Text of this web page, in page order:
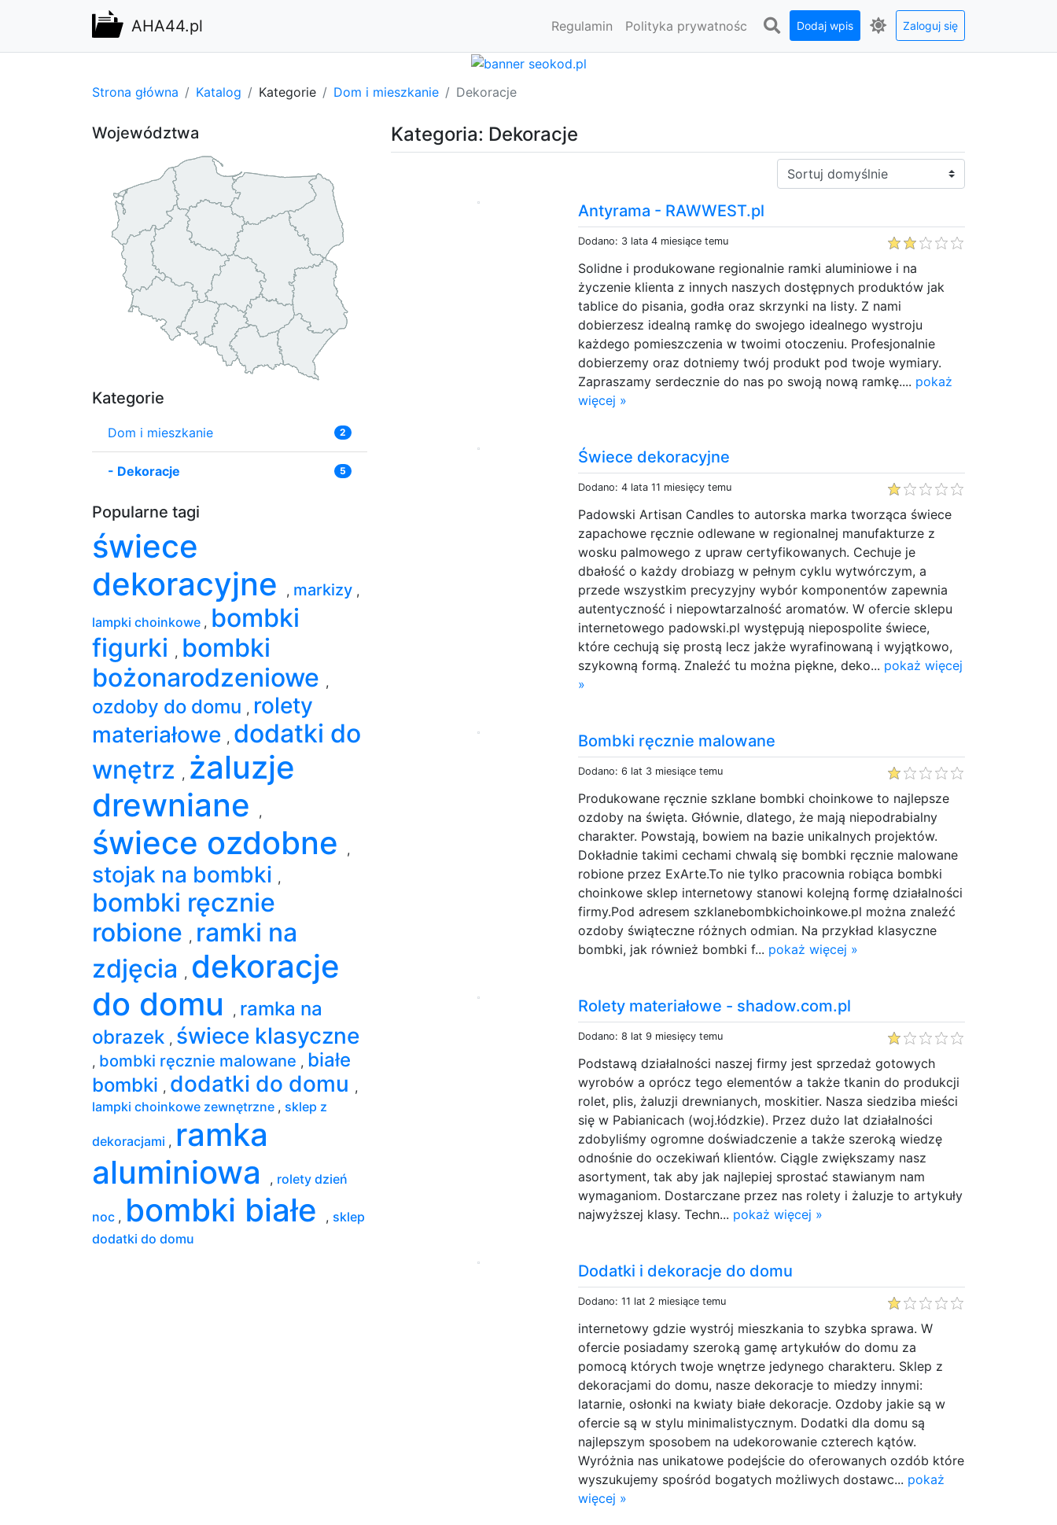
AHA44.pl Regulamin Polityka prywatnośc Dodaj wpis Zaloguj się
Strona główna Katalog Kategorie Dom i mieszkanie Dekoracje
Kategoria: Dekoracje
Sortuj:
Antyrama - RAWWEST.pl
Dodano: 3 lata 4 miesiące temu
Solidne i produkowane regionalnie ramki aluminiowe i na
życzenie klienta z innych naszych dostępnych produktów jak
tablice do pisania, godła oraz skrzynki na listy. Z nami
dobierzesz idealną ramkę do swojego idealnego wystroju
każdego pomieszczenia w twoimi otoczeniu. Profesjonalnie
dobierzemy oraz dotniemy twój produkt pod twoje wymiary.
Zapraszamy serdecznie do nas po swoją nową ramkę.... pokaż
więcej »
Świece dekoracyjne
Dodano: 4 lata 11 miesięcy temu
Padowski Artisan Candles to autorska marka tworząca świece
zapachowe ręcznie odlewane w regionalnej manufakturze z
wosku palmowego z upraw certyfikowanych. Cechuje je
dbałość o każdy drobiazg w pełnym cyklu wytwórczym, a
przede wszystkim precyzyjny wybór komponentów zapewnia
autentyczność i niepowtarzalność aromatów. W ofercie sklepu
internetowego padowski.pl występują niepospolite świece,
które cechują się prostą lecz jakże wyrafinowaną i wyjątkowo,
szykowną formą. Znaleźć tu można piękne, deko... pokaż więcej
»
Bombki ręcznie malowane
Dodano: 6 lat 3 miesiące temu
Produkowane ręcznie szklane bombki choinkowe to najlepsze
ozdoby na święta. Głównie, dlatego, że mają niepodrabialny
charakter. Powstają, bowiem na bazie unikalnych projektów.
Dokładnie takimi cechami chwalą się bombki ręcznie malowane
robione przez ExArte.To nie tylko pracownia robiąca bombki
choinkowe sklep internetowy stanowi kolejną formę działalności
firmy.Pod adresem szklanebombkichoinkowe.pl można znaleźć
ozdoby świąteczne różnych odmian. Na przykład klasyczne
bombki, jak również bombki f... pokaż więcej »
Rolety materiałowe - shadow.com.pl
Dodano: 8 lat 9 miesięcy temu
Podstawą działalności naszej firmy jest sprzedaż gotowych
wyrobów a oprócz tego elementów a także tkanin do produkcji
rolet, plis, żaluzji drewnianych, moskitier. Nasza siedziba mieści
się w Pabianicach (woj.łódzkie). Przez dużo lat działalności
zdobyliśmy ogromne doświadczenie a także szeroką wiedzę
odnośnie do oczekiwań klientów. Ciągle zwiększamy nasz
asortyment, tak aby jak najlepiej sprostać stawianym nam
wymaganiom. Dostarczane przez nas rolety i żaluzje to artykuły
najwyższej klasy. Techn... pokaż więcej »
Dodatki i dekoracje do domu
Dodano: 11 lat 2 miesiące temu
internetowy gdzie wystrój mieszkania to szybka sprawa. W
ofercie posiadamy szeroką gamę artykułów do domu za
pomocą których twoje wnętrze jedynego charakteru. Sklep z
dekoracjami do domu, nasze dekoracje to miedzy innymi:
latarnie, osłonki na kwiaty białe dekoracje. Ozdoby jakie są w
ofercie są w stylu minimalistycznym. Dodatki dla domu są
najlepszym sposobem na udekorowanie czterech kątów.
Wyróżnia nas unikatowe podejście do oferowanych ozdób które
wyszukujemy spośród bogatych możliwych dostawc... pokaż
więcej »
Województwa
Kategorie
Dom i mieszkanie 2
- Dekoracje 5
Popularne tagi
świece
dekoracyjne
, markizy ,
lampki choinkowe , bombki
figurki , bombki
bożonarodzeniowe ,
ozdoby do domu , rolety
materiałowe , dodatki do
wnętrz , żaluzje
drewniane
,
świece ozdobne ,
stojak na bombki ,
bombki ręcznie
robione , ramki na
zdjęcia , dekoracje
do domu
, ramka na
obrazek , świece klasyczne
, bombki ręcznie malowane , białe
bombki , dodatki do domu ,
lampki choinkowe zewnętrzne , sklep z
dekoracjami , ramka
aluminiowa
, rolety dzień
noc , bombki białe , sklep
dodatki do domu